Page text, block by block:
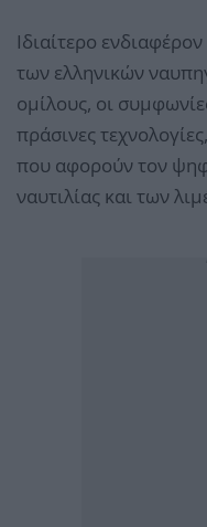
Ιδιαίτερο
των ελληνικών
ομίλους, οι
πράσινες
που αφορούν τον
ναυτιλίας και των